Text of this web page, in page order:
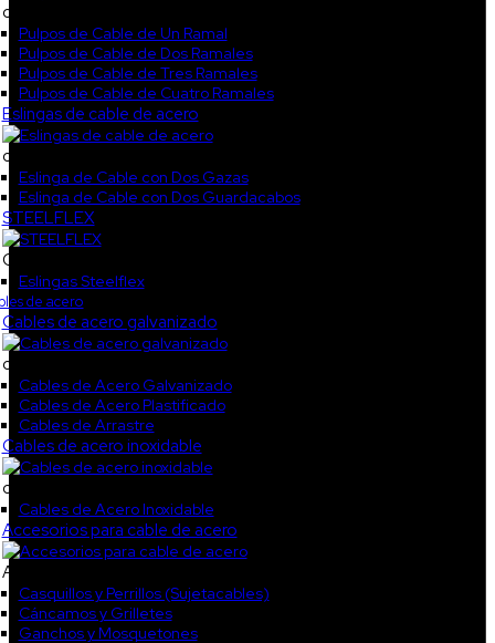
col1
Pulpos de Cable de Un Ramal
Pulpos de Cable de Dos Ramales
Pulpos de Cable de Tres Ramales
Pulpos de Cable de Cuatro Ramales
Eslingas de cable de acero
col2
Eslinga de Cable con Dos Gazas
Eslinga de Cable con Dos Guardacabos
STEELFLEX
CAT_STEELF
Eslingas Steelflex
de acero
Cables de acero galvanizado
col1
Cables de Acero Galvanizado
Cables de Acero Plastificado
Cables de Arrastre
Cables de acero inoxidable
col3
Cables de Acero Inoxidable
Accesorios para cable de acero
Accesorios galvanizados2
Casquillos y Perrillos (Sujetacables)
Cáncamos y Grilletes
Ganchos y Mosquetones